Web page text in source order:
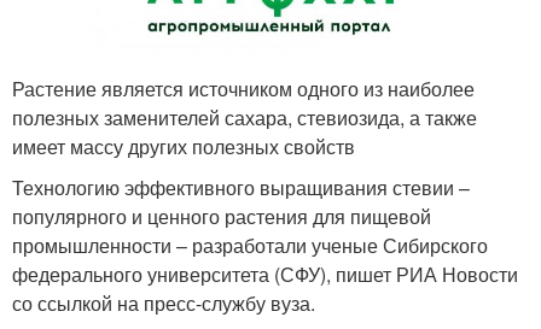
Растение является источником одного из наиболее
полезных заменителей сахара, стевиозида, а также
имеет массу других полезных свойств
Технологию эффективного выращивания стевии –
популярного и ценного растения для пищевой
промышленности – разработали ученые Сибирского
федерального университета (СФУ), пишет РИА Новости
со ссылкой на пресс-службу вуза.